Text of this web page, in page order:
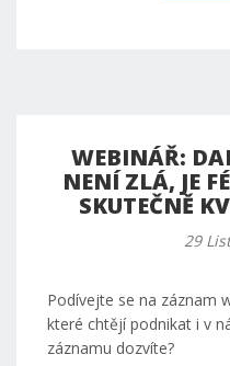
WEBINÁŘ:
NENÍ ZLÁ, JE
SKUTEČNĚ
29
Podívejte se na záznam
které chtějí podnikat i v
záznamu dozvíte?